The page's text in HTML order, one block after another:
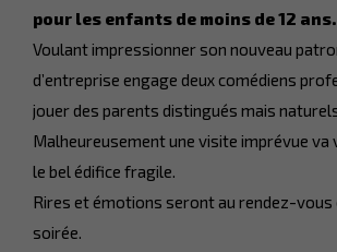
pour les enfants de moins de 12 ans.
Voulant impressionner son nouveau
d’entreprise engage deux comédiens
jouer des parents distingués mais
Malheureusement une visite imprévue va
le bel édifice fragile.
Rires et émotions seront au rendez-vous
soirée.